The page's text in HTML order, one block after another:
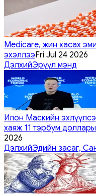
Medicare, жин хасах
эхэллээFri Jul 24 2026
ДэлхийЭрүүл мэнд
Илон Маскийн
хаяж 11 тэрбум
2026
ДэлхийЭдийн засаг,